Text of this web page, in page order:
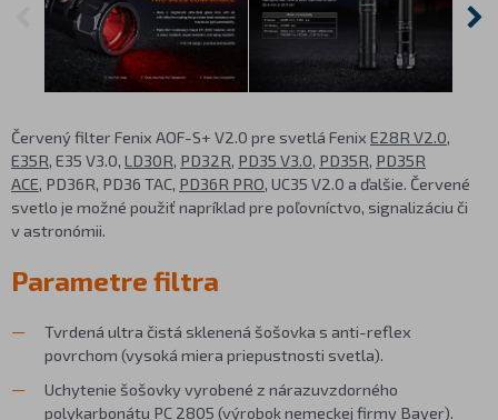
Červený filter Fenix AOF-S+ V2.0 pre svetlá Fenix E28R V2.0,
E35R, E35 V3.0, LD30R, PD32R, PD35 V3.0, PD35R, PD35R
ACE, PD36R, PD36 TAC, PD36R PRO, UC35 V2.0 a ďalšie. Červené
svetlo je možné použiť napríklad pre poľovníctvo, signalizáciu či
v astronómii.
Parametre filtra
Tvrdená ultra čistá sklenená šošovka s anti-reflex
povrchom (vysoká miera priepustnosti svetla).
Uchytenie šošovky vyrobené z nárazuvzdorného
polykarbonátu PC 2805 (výrobok nemeckej firmy Bayer).